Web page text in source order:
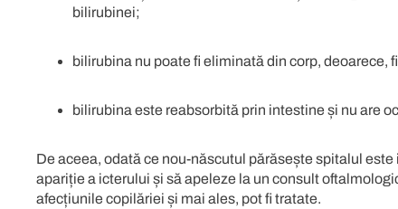
bilirubinei;
bilirubina nu poate fi eliminată din corp, deoarece,
bilirubina este reabsorbită prin intestine și nu are
De aceea, odată ce nou-născutul părăsește spitalul
apariție a icterului și să apeleze la unconsult
afecțiunile copilăriei și mai ales, pot fi tratate.